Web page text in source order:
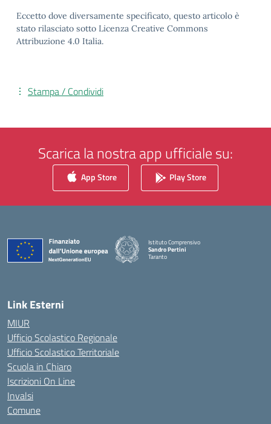
Eccetto dove diversamente specificato, questo articolo è
stato rilasciato sotto Licenza Creative Commons
Attribuzione 4.0 Italia.
Stampa / Condividi
Scarica la nostra app ufficiale su:
App Store Play Store
Istituto Comprensivo
Sandro Pertini
Taranto
Link Esterni
MIUR
Ufficio Scolastico Regionale
Ufficio Scolastico Territoriale
Scuola in Chiaro
Iscrizioni On Line
Invalsi
Comune